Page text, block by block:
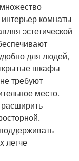
комнаты
эстетической
для людей,
шкафы
требуют
место.
легче